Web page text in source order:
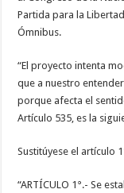
Partida para la
Ómnibus.
“El proyecto intenta
que a nuestro
porque afecta el
Artículo 535, es la
Sustitúyese el artículo
“ARTÍCULO 1°.- Se